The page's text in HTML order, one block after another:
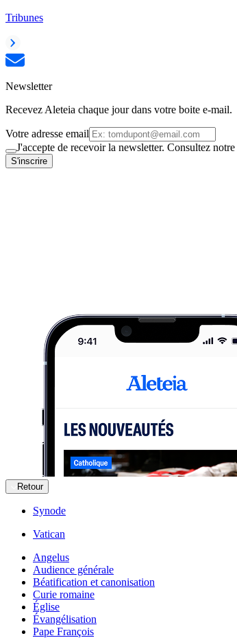
Tribunes
Newsletter
Recevez Aleteia chaque jour dans votre boite e-mail.
Votre adresse email
J'accepte de recevoir la newsletter. Consultez notre
S'inscrire
Retour
Synode
Vatican
Angelus
Audience générale
Béatification et canonisation
Curie romaine
Église
Évangélisation
Pape François